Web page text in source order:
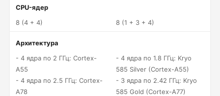
CPU-ядер
8 (4 + 4)
8 (1 + 3 + 4)
Архитектура
- 4 ядра по 2 ГГц: Cortex-
A55
- 4 ядра по 2.5 ГГц: Cortex-
A78
- 4 ядра по 1.8 ГГц: Kryo
585 Silver (Cortex-A55)
- 3 ядра по 2.42 ГГц: Kryo
585 Gold (Cortex-A77)